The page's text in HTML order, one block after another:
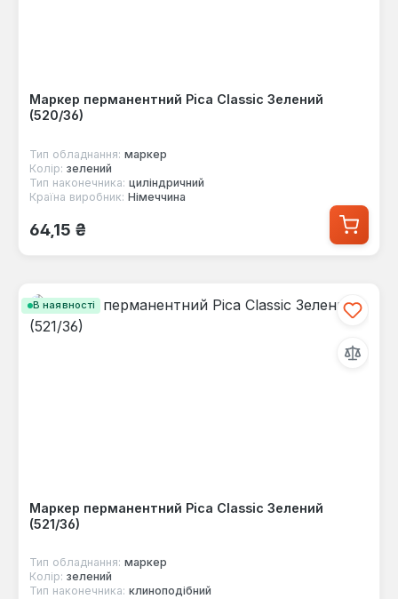
Маркер перманентний Pica Classic Зелений
(520/36)
Тип обладнання: маркер
Колір: зелений
Тип наконечника: циліндричний
Країна виробник: Німеччина
Звичайна ціна:
64,15 ₴
В наявності
Маркер перманентний Pica Classic Зелений
(521/36)
Тип обладнання: маркер
Колір: зелений
Тип наконечника: клиноподібний